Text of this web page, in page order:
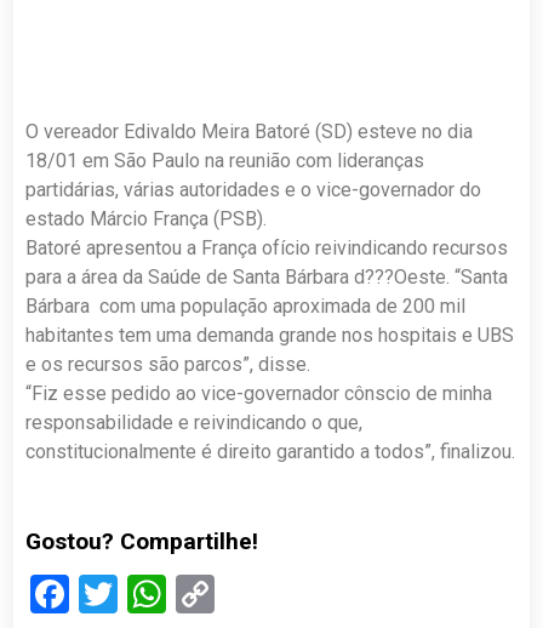
O vereador Edivaldo Meira Batoré (SD) esteve no dia
18/01 em São Paulo na reunião com lideranças
partidárias, várias autoridades e o vice-governador do
estado Márcio França (PSB).
Batoré apresentou a França ofício reivindicando recursos
para a área da Saúde de Santa Bárbara d???Oeste. “Santa
Bárbara com uma população aproximada de 200 mil
habitantes tem uma demanda grande nos hospitais e UBS
e os recursos são parcos”, disse.
“Fiz esse pedido ao vice-governador cônscio de minha
responsabilidade e reivindicando o que,
constitucionalmente é direito garantido a todos”, finalizou.
Gostou? Compartilhe!
Facebook
TwitterWhatsApp